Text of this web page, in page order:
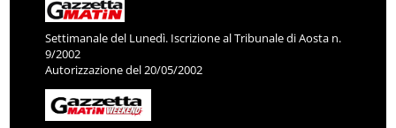
Settimanale del Lunedì. Iscrizione al Tribunale di Aosta n.
9/2002
Autorizzazione del 20/05/2002